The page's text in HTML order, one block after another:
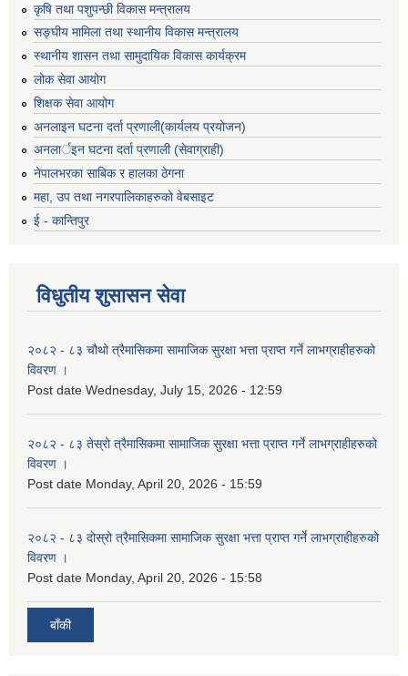
कृषि तथा पशुपन्छी विकास मन्त्रालय
सङ्घीय मामिला तथा स्थानीय विकास मन्त्रालय
स्थानीय शासन तथा सामुदायिक विकास कार्यक्रम
लोक सेवा आयोग
शिक्षक सेवा आयोग
अनलाइन घटना दर्ता प्रणाली(कार्यलय प्रयोजन)
अनलार्इन घटना दर्ता प्रणाली (सेवाग्राही)
नेपालभरका साबिक र हालका ठेगना
महा, उप तथा नगरपालिकाहरुको वेबसाइट
ई - कान्तिपुर
विधुतीय शुसासन सेवा
२०८२ - ८३ चौथो त्रैमासिकमा सामाजिक सुरक्षा भत्ता प्राप्त गर्ने लाभग्राहीहरुको
विवरण ।
Post date Wednesday, July 15, 2026 - 12:59
२०८२ - ८३ तेस्रो त्रैमासिकमा सामाजिक सुरक्षा भत्ता प्राप्त गर्ने लाभग्राहीहरुको
विवरण ।
Post date Monday, April 20, 2026 - 15:59
२०८२ - ८३ दोस्रो त्रैमासिकमा सामाजिक सुरक्षा भत्ता प्राप्त गर्ने लाभग्राहीहरुको
विवरण ।
Post date Monday, April 20, 2026 - 15:58
बाँकी